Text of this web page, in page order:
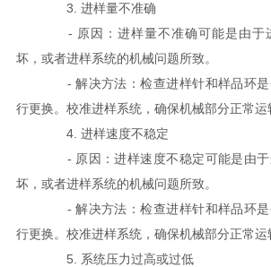
3. 进样量不准确
- 原因：进样量不准确可能是由于
坏，或者进样系统的机械问题所致。
- 解决方法：检查进样针和样品环是
行更换。校准进样系统，确保机械部分正常运
4. 进样速度不稳定
- 原因：进样速度不稳定可能是由于
坏，或者进样系统的机械问题所致。
- 解决方法：检查进样针和样品环是
行更换。校准进样系统，确保机械部分正常运
5. 系统压力过高或过低